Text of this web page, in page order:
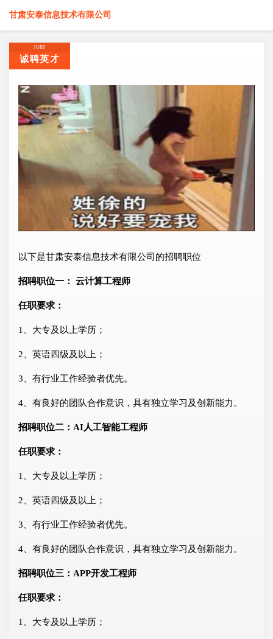
甘肃安泰信息技术有限公司
JOBS
诚聘英才
以下是甘肃安泰信息技术有限公司的招聘职位
招聘职位一： 云计算工程师
任职要求：
1、大专及以上学历；
2、英语四级及以上；
3、有行业工作经验者优先。
4、有良好的团队合作意识，具有独立学习及创新能力。
招聘职位二：AI人工智能工程师
任职要求：
1、大专及以上学历；
2、英语四级及以上；
3、有行业工作经验者优先。
4、有良好的团队合作意识，具有独立学习及创新能力。
招聘职位三：APP开发工程师
任职要求：
1、大专及以上学历；